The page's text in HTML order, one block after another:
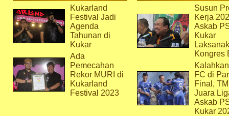
Kukarland
Festival Jadi
Agenda
Tahunan di
Kukar
Ada
Pemecahan
Rekor MURI di
Kukarland
Festival 2023
Susun
Kerja
Askab
Kukar
Kongres
FC di
Final,
Juara
Askab
Kukar